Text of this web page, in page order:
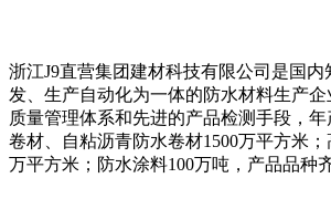
浙江J9直营集团建材科技有限公司是国
发、生产自动化为一体的防水材料生产
质量管理体系和先进的产品检测手段，年
卷材、自粘沥青防水卷材1500万平方米
万平方米；防水涂料100万吨，产品品种齐